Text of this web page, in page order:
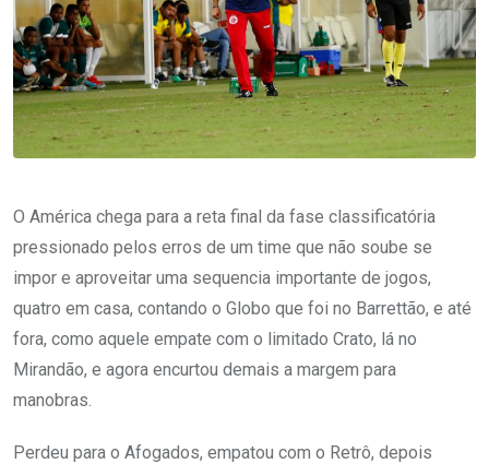
O América chega para a reta final da fase classificatória
pressionado pelos erros de um time que não soube se
impor e aproveitar uma sequencia importante de jogos,
quatro em casa, contando o Globo que foi no Barrettão, e até
fora, como aquele empate com o limitado Crato, lá no
Mirandão, e agora encurtou demais a margem para
manobras.
Perdeu para o Afogados, empatou com o Retrô, depois